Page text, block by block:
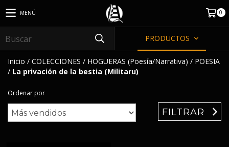
MENÚ 0
PRODUCTOS
Inicio / COLECCIONES / HOGUERAS (Poesía/Narrativa) / POESIA
/ La privación de la bestia (Militaru)
Ordenar por
FILTRAR